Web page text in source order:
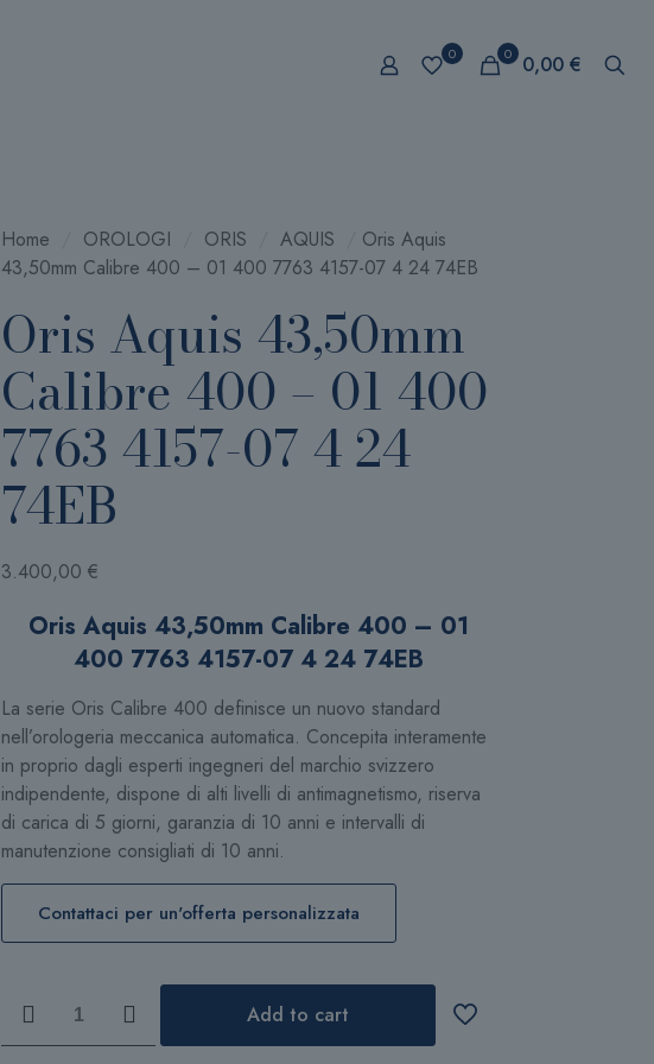
0 0 0,00 €
Home OROLOGI ORIS AQUIS
Oris Aquis
43,50mm Calibre 400 – 01 400 7763 4157-07 4 24 74EB
Oris Aquis 43,50mm
Calibre 400 – 01 400
7763 4157-07 4 24
74EB
3.400,00 €
Oris Aquis 43,50mm Calibre 400 – 01
400 7763 4157-07 4 24 74EB
La serie Oris Calibre 400 definisce un nuovo standard
nell’orologeria meccanica automatica. Concepita interamente
in proprio dagli esperti ingegneri del marchio svizzero
indipendente, dispone di alti livelli di antimagnetismo, riserva
di carica di 5 giorni, garanzia di 10 anni e intervalli di
manutenzione consigliati di 10 anni.
Contattaci per un'offerta personalizzata
Aquis
43,50mm
Add to cart